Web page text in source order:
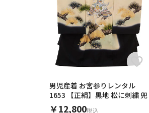
男児産着 お宮参りレンタル
1653 【正絹】黒地 松に刺繍 兜
￥12,800税込